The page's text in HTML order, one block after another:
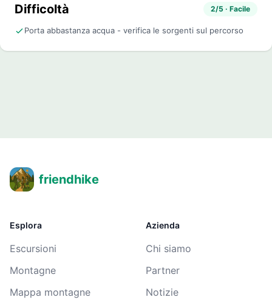
Difficoltà 2/5 · Facile
Porta abbastanza acqua - verifica le sorgenti sul percorso
friendhike
Esplora
Escursioni
Montagne
Mappa montagne
Azienda
Chi siamo
Partner
Notizie